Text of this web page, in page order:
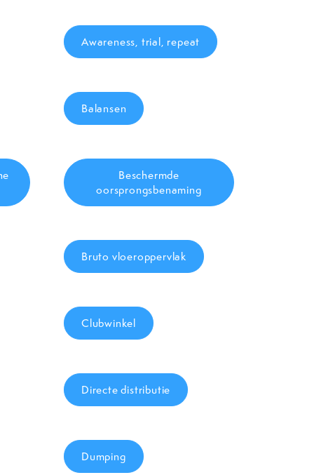
Awareness, trial, repeat
Balansen
Beschermde
oorsprongsbenaming
Bruto vloeroppervlak
Clubwinkel
Directe distributie
Dumping